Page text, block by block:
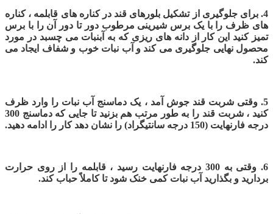
4. برای جلوگیری از تشکیل بلورهای قند در کناره های قابلمه ، کناره
های ظرف را با یک برس شیرینی مرطوب دور تا دور آن را با برس
تمیز کنید این کار از دانه های ریزی که به آبنبات می چسبد در مورد
محصول نهایی جلوگیری می کند و آب نبات خوب و شفاف ایجاد می
کند.
5. وقتی شربت قند جوش آمد ، یک دماسنج آب نبات را وارد ظرف
کنید ، شربت قند را به طور مرتب هم بزنید تا جایی که دماسنج 300
درجه فارنهایت (150 درجه سانتیگراد) را نشان دهد کار را ادامه دهید.
6. وقتی به 300 درجه فارنهایت رسید ، قابلمه را از روی حرارت
بردارید و بگذارید آب نبات کمی خنک شود تا کاملاً حباب کند.